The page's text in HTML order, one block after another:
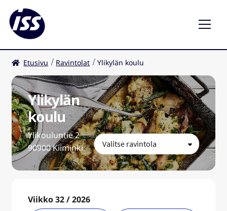
Ravintolat
Kahvilat
FI
Etusivu Ravintolat Ylikylän koulu
Ylikylän
koulu
Ylikouluntie 2
90900 Kiiminki
Viikko 32 / 2026